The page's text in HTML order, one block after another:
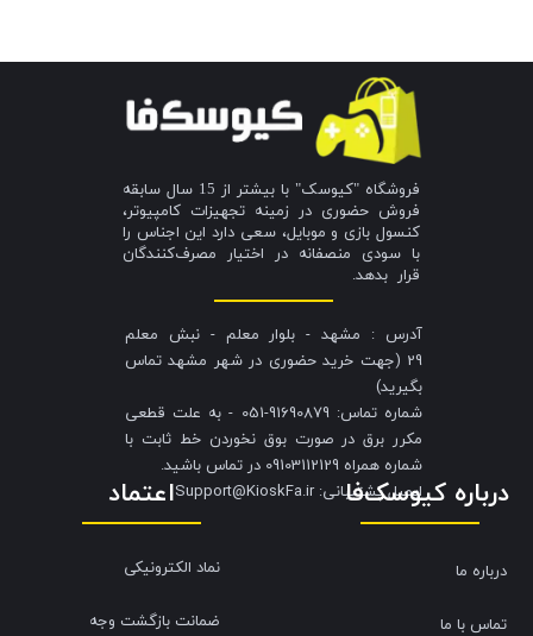
فروشگاه "کیوسک" با بیشتر از 15 سال سابقه
فروش حضوری در زمینه تجهیزات کامپیوتر،
کنسول بازی و موبایل، سعی دارد این اجناس را
با سودی منصفانه در اختیار مصرف‌کنندگان
قرار بدهد.
آدرس : مشهد - بلوار معلم - نبش معلم
29 (جهت خرید حضوری در شهر مشهد تماس
بگیرید)
شماره تماس: 91690879-051 - به علت قطعی
مکرر برق در صورت بوق نخوردن خط ثابت با
شماره همراه 09103112129 در تماس باشید.
​​​​​​​ایمیل پشتیبانی: Support@KioskFa.ir
اعتماد
نماد الکترونیکی
ضمانت بازگشت وجه
درباره کیوسک‌فا
درباره ما
تماس با ما